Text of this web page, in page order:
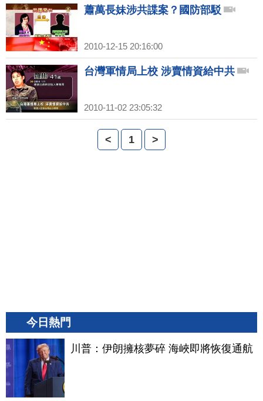
蕭萬長妹涉共諜案？國防部駁
2010-12-15 20:16:00
台灣軍情局上校 涉賣情資給中共
2010-11-02 23:05:32
< 1 >
今日熱門
川普：伊朗擁核夢碎 海峽即將恢復通航